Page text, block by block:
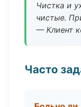
Чистка и
чистые.
— Клиент
Часто